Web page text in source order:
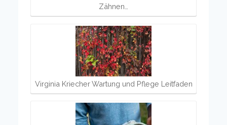
Zähnen…
Virginia Kriecher Wartung und Pflege Leitfaden